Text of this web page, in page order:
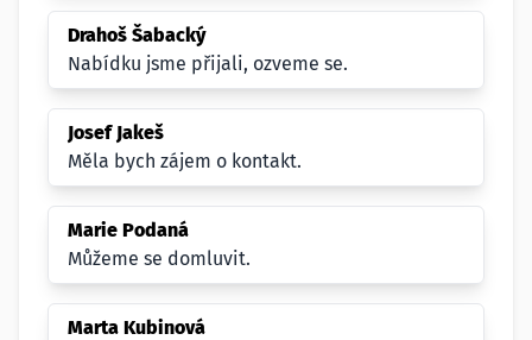
Drahoš Šabacký
Nabídku jsme přijali, ozveme se.
Josef Jakeš
Měla bych zájem o kontakt.
Marie Podaná
Můžeme se domluvit.
Marta Kubinová